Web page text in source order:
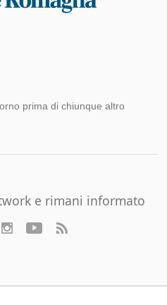
prima di chiunque altro
e rimani informato